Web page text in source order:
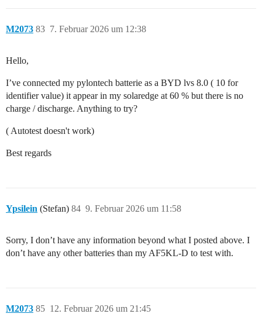
M2073 7. Februar 2026 um 12:38
83
Hello,
I’ve connected my pylontech batterie as a BYD lvs 8.0 ( 10 for
identifier value) it appear in my solaredge at 60 % but there is no
charge / discharge. Anything to try?
( Autotest doesn't work)
Best regards
Ypsilein (Stefan) 9. Februar 2026 um 11:58
84
Sorry, I don’t have any information beyond what I posted above. I
don’t have any other batteries than my AF5KL-D to test with.
M2073 12. Februar 2026 um 21:45
85